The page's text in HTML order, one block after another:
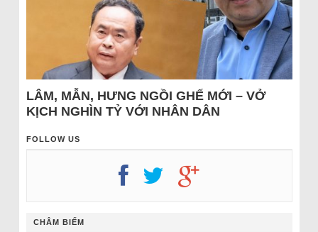
LÂM, MẪN, HƯNG NGỒI GHẾ MỚI – VỞ
KỊCH NGHÌN TỶ VỚI NHÂN DÂN
FOLLOW US
CHÂM BIẾM